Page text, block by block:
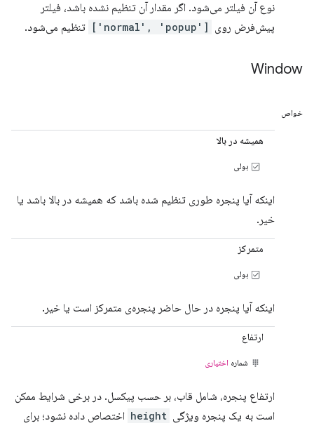
نوع آن فیلتر می‌شود. اگر مقدار آن تنظیم نشده باشد، فیلتر
پیش‌فرض روی ['normal', 'popup'] تنظیم می‌شود.
Window
خواص
همیشه در بالا
بولی
اینکه آیا پنجره طوری تنظیم شده باشد که همیشه در بالا باشد یا
خیر.
متمرکز
بولی
اینکه آیا پنجره در حال حاضر پنجره‌ی متمرکز است یا خیر.
ارتفاع
شماره اختیاری
ارتفاع پنجره، شامل قاب، بر حسب پیکسل. در برخی شرایط ممکن
است به یک پنجره ویژگی height اختصاص داده نشود؛ برای